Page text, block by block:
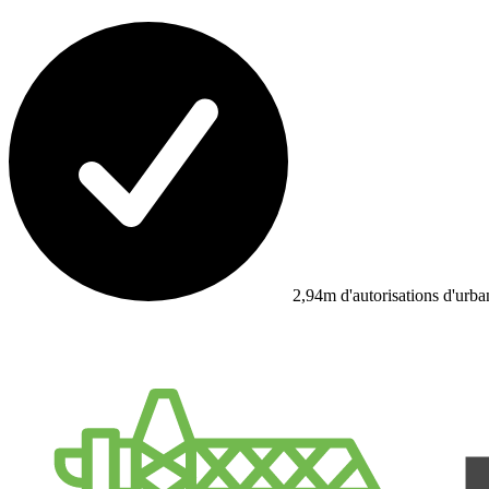
2,94m d'autorisations